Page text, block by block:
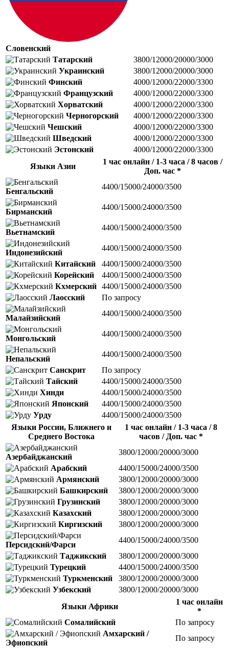
Словенский
Татарский
3800/12000/20000/3000
Украинский
3800/12000/20000/3000
Финский
4000/12000/22000/3300
Французский
4000/12000/22000/3300
Хорватский
4000/12000/22000/3300
Черногорский
4000/12000/22000/3300
Чешский
4000/12000/22000/3300
Шведский
4000/12000/22000/3300
Эстонский
4000/12000/22000/3300
Языки Азии
1 час онлайн / 1-3 часа / 8 часов /
Доп. час *
Бенгальский
4400/15000/24000/3500
Бирманский
4400/15000/24000/3500
Вьетнамский
4400/15000/24000/3500
Индонезийский
4400/15000/24000/3500
Китайский
4400/15000/24000/3500
Корейский
4400/15000/24000/3500
Кхмерский 4400/15000/24000/3500
Лаосский
По запросу
Малайзийский
4400/15000/24000/3500
Монгольский
4400/15000/24000/3500
Непальский
4400/15000/24000/3500
Санскрит
По запросу
Тайский
4400/15000/24000/3500
Хинди
4400/15000/24000/3500
Японский
4400/15000/24000/3500
Урду
4400/15000/24000/3500
Языки России, Ближнего и
Среднего Востока
1 час онлайн / 1-3 часа / 8
часов / Доп. час *
Азербайджанский
3800/12000/20000/3000
Арабский
4400/15000/24000/3500
Армянский
3800/12000/20000/3000
Башкирский
3800/12000/20000/3000
Грузинский
3800/12000/20000/3000
Казахский
3800/12000/20000/3000
Киргизский
3800/12000/20000/3000
Персидский/Фарси
4400/15000/24000/3500
Таджикский
3800/12000/20000/3000
Турецкий
4400/15000/24000/3500
Туркменский
3800/12000/20000/3000
Узбекский
3800/12000/20000/3000
Языки Африки
1 час онлайн
*
Сомалийский
По запросу
Амхарский /
Эфиопский
По запросу